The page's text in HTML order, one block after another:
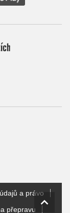
a právo
přepravu